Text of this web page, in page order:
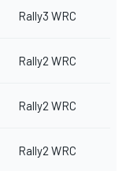
Rally3 WRC
Rally2 WRC
Rally2 WRC
Rally2 WRC